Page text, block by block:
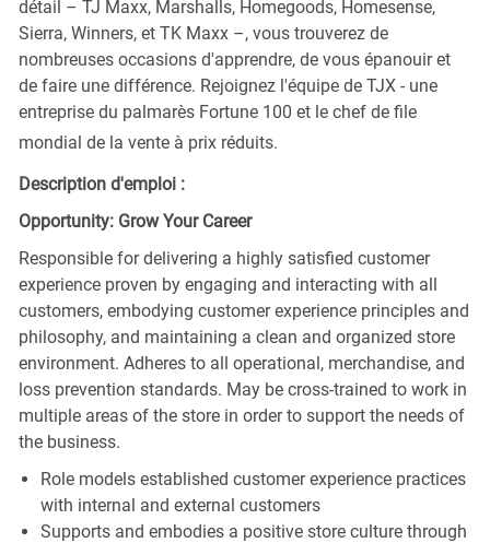
détail – TJ Maxx, Marshalls, Homegoods, Homesense,
Sierra, Winners, et TK Maxx –, vous trouverez de
nombreuses occasions d'apprendre, de vous épanouir et
de faire une différence. Rejoignez l'équipe de TJX - une
entreprise du palmarès Fortune 100 et le chef de file
mondial de la vente à prix réduits.
Description d'emploi :
Opportunity: Grow Your Career
Responsible for delivering a highly satisfied customer
experience proven by engaging and interacting with all
customers, embodying customer experience principles and
philosophy, and maintaining a clean and organized store
environment. Adheres to all operational, merchandise, and
loss prevention standards. May be cross-trained to work in
multiple areas of the store in order to support the needs of
the business.
Role models established customer experience practices
with internal and external customers
Supports and embodies a positive store culture through